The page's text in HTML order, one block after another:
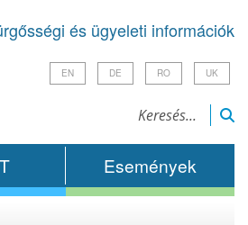
és ügyeleti információk
EN DE RO UK
Események